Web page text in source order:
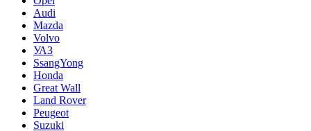
Audi
Mazda
Volvo
УАЗ
SsangYong
Honda
Great Wall
Land Rover
Peugeot
Suzuki